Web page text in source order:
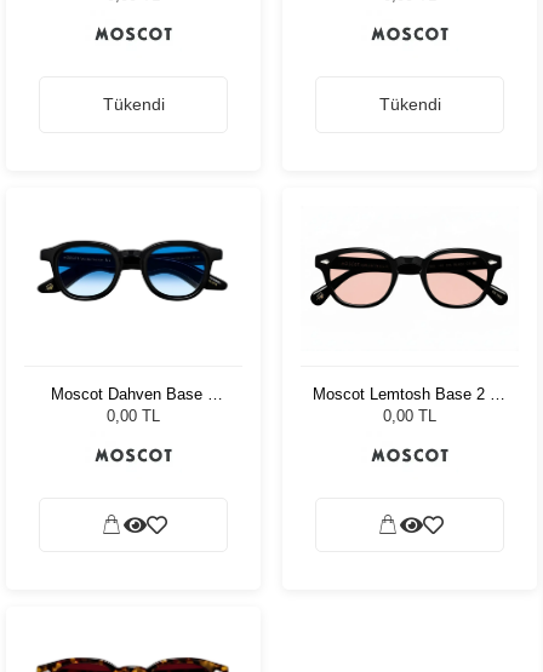
Tükendi Tükendi
Moscot Dahven Base 2
Sun 47 Blk Brod. Blue
0,00 TL
Moscot Lemtosh Base 2 49
Black Ny Rose
0,00 TL